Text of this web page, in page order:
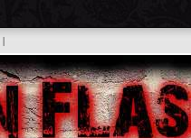
|